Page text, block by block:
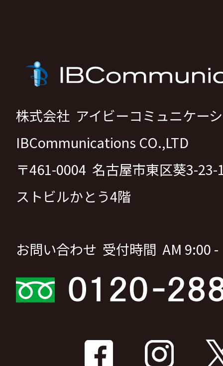
株式会社 アイビーコミュニケー
IBCommunications CO.,LTD
〒461-0004 名古屋市東区葵3-23-
ストビルかとう4階
お問い合わせ 受付時間 AM 9:00 -